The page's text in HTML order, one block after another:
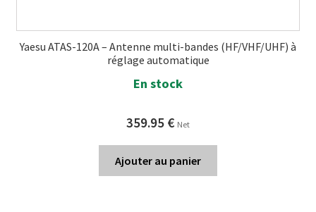
Yaesu ATAS-120A – Antenne multi-bandes (HF/VHF/UHF) à
réglage automatique
En stock
359.95 € Net
Ajouter au panier